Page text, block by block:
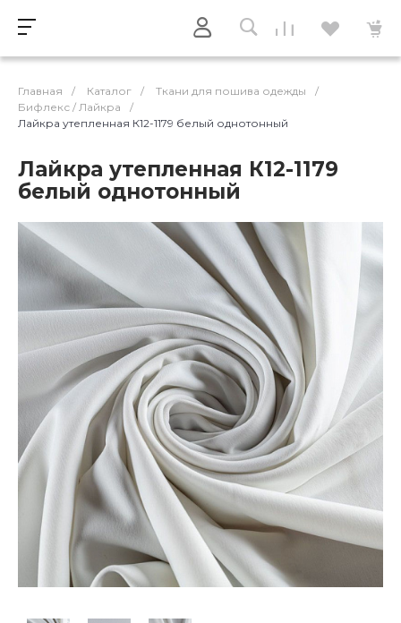
Главная / Каталог / Ткани для пошива одежды
/
Бифлекс / Лайкра
/
Лайкра утепленная К12-1179 белый однотонный
Лайкра утепленная К12-1179
белый однотонный